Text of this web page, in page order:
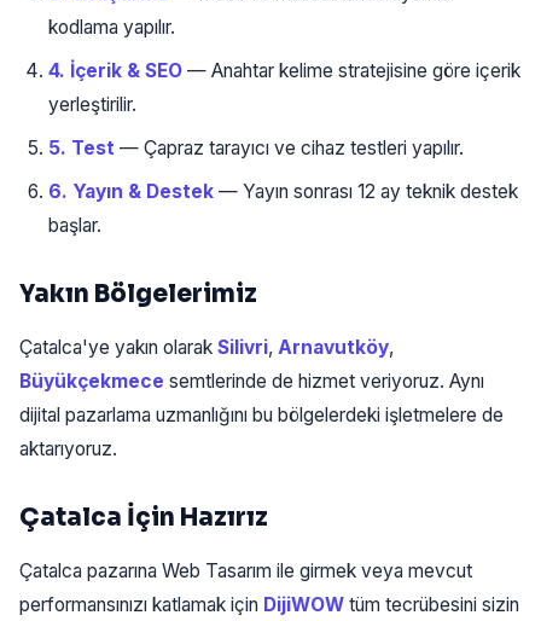
kodlama yapılır.
4. İçerik & SEO — Anahtar kelime stratejisine göre içerik
yerleştirilir.
5. Test — Çapraz tarayıcı ve cihaz testleri yapılır.
6. Yayın & Destek — Yayın sonrası 12 ay teknik destek
başlar.
Yakın Bölgelerimiz
Çatalca'ye yakın olarak Silivri, Arnavutköy,
Büyükçekmece semtlerinde de hizmet veriyoruz. Aynı
dijital pazarlama uzmanlığını bu bölgelerdeki işletmelere de
aktarıyoruz.
Çatalca İçin Hazırız
Çatalca pazarına Web Tasarım ile girmek veya mevcut
performansınızı katlamak için DijiWOW tüm tecrübesini sizin